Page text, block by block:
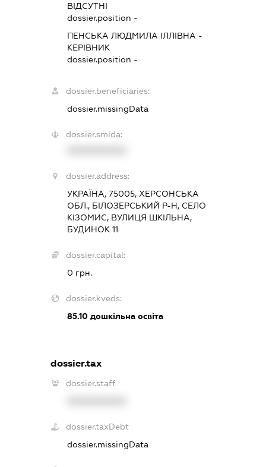
ВІДСУТНІ
dossier.position -
ПЕНСЬКА ЛЮДМИЛА ІЛЛІВНА -
КЕРІВНИК
dossier.position -
dossier.beneficiaries:
dossier.missingData
dossier.smida:
dossier.address:
УКРАЇНА, 75005, ХЕРСОНСЬКА
ОБЛ., БІЛОЗЕРСЬКИЙ Р-Н, СЕЛО
КІЗОМИС, ВУЛИЦЯ ШКІЛЬНА,
БУДИНОК 11
dossier.capital:
0 грн.
dossier.kveds:
85.10дошкільна освіта
dossier.tax
dossier.staff
dossier.taxDebt
dossier.missingData